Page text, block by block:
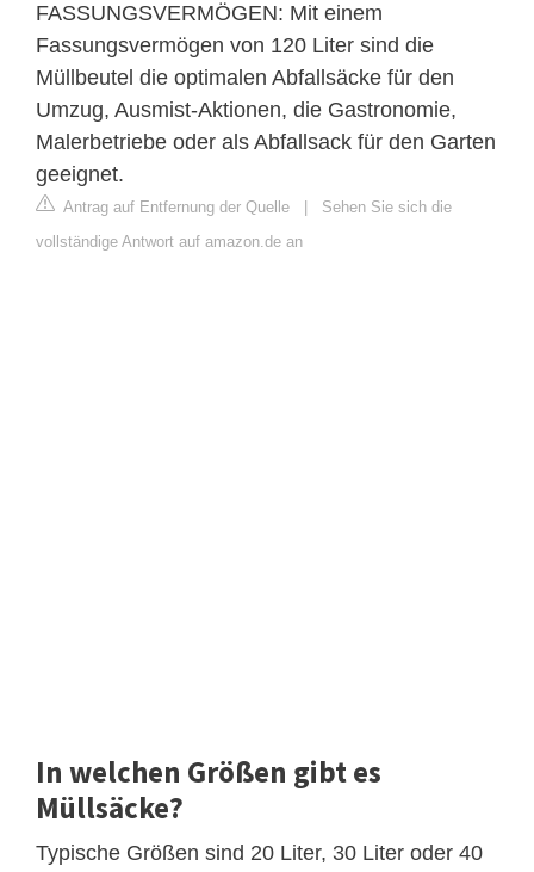
FASSUNGSVERMÖGEN: Mit einem
Fassungsvermögen von 120 Liter sind die
Müllbeutel die optimalen Abfallsäcke für den
Umzug, Ausmist-Aktionen, die Gastronomie,
Malerbetriebe oder als Abfallsack für den Garten
geeignet.
Antrag auf Entfernung der Quelle
Sehen Sie sich die
vollständige Antwort auf amazon.de an
In welchen Größen gibt es
Müllsäcke?
Typische Größen sind 20 Liter, 30 Liter oder 40